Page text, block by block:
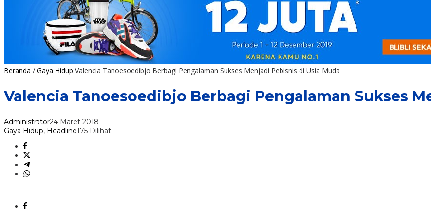
Beranda / Gaya Hidup Valencia Tanoesoedibjo Berbagi Pengalaman Sukses Menjadi Pebisnis di Usia Muda
Valencia Tanoesoedibjo Berbagi Pengalaman Sukses
Administrator24 Maret 2018
Gaya Hidup, Headline175 Dilihat